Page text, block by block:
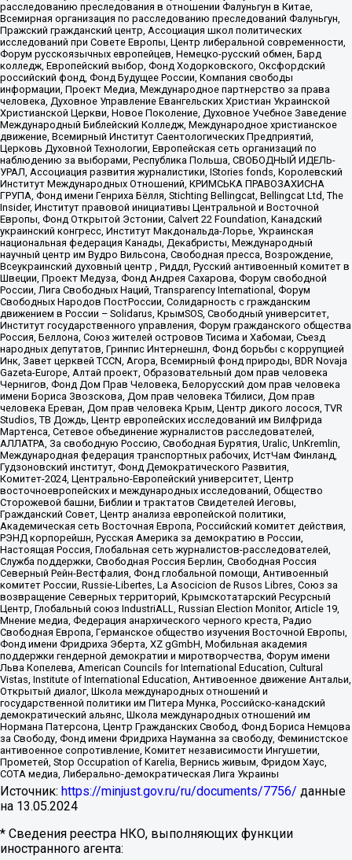
расследованию преследования в отношении Фалуньгун в Китае,
Всемирная организация по расследованию преследований Фалуньгун,
Пражский гражданский центр, Ассоциация школ политических
исследований при Совете Европы, Центр либеральной современности,
Форум русскоязычных европейцев, Немецко-русский обмен, Бард
колледж, Европейский выбор, Фонд Ходорковского, Оксфордский
российский фонд, Фонд Будущее России, Компания свободы
информации, Проект Медиа, Международное партнерство за права
человека, Духовное Управление Евангельских Христиан Украинской
Христианской Церкви, Новое Поколение, Духовное Учебное Заведение
Международный Библейский Колледж, Международное христианское
движение, Всемирный Институт Саентологических Предприятий,
Церковь Духовной Технологии, Европейская сеть организаций по
наблюдению за выборами, Республика Польша, СВОБОДНЫЙ ИДЕЛЬ-
УРАЛ, Ассоциация развития журналистики, IStories fonds, Королевский
Институт Международных Отношений, КРИМСЬКА ПРАВОЗАХИСНА
ГРУПА, Фонд имени Генриха Бёлля, Stichting Bellingcat, Bellingcat Ltd, The
Insider, Институт правовой инициативы Центральной и Восточной
Европы, Фонд Открытой Эстонии, Calvert 22 Foundation, Канадский
украинский конгресс, Институт Макдональда-Лорье, Украинская
национальная федерация Канады, Декабристы, Международный
научный центр им Вудро Вильсона, Свободная пресса, Возрождение,
Всеукраинский духовный центр , Риддл, Русский антивоенный комитет в
Швеции, Проект Медуза, Фонд Андрея Сахарова, Форум свободной
России, Лига Свободных Наций, Transparеncy International, Форум
Свободных Народов ПостРоссии, Солидарность с гражданским
движением в России – Solidarus, КрымSOS, Свободный университет,
Институт государственного управления, Форум гражданского общества
Россия, Беллона, Союз жителей островов Тисима и Хабомаи, Съезд
народных депутатов, Гринпис Интернешнл, Фонд борьбы с коррупцией
Инк, Завет церквей TCCN, Агора, Всемирный фонд природы, BDR Novaja
Gazeta-Europe, Алтай проект, Образовательный дом прав человека
Чернигов, Фонд Дом Прав Человека, Белорусский дом прав человека
имени Бориса Звозскова, Дом прав человека Тбилиси, Дом прав
человека Ереван, Дом прав человека Крым, Центр дикого лосося, TVR
Studios, ТВ Дождь, Центр европейских исследований им Вилфрида
Мартенса, Сетевое объединение журналистов расследователей,
АЛЛАТРА, За свободную Россию, Свободная Бурятия, Uralic, UnKremlin,
Международная федерация транспортных рабочих, ИстЧам Финланд,
Гудзоновский институт, Фонд Демократического Развития,
Комитет-2024, Центрально-Европейский университет, Центр
восточноевропейских и международных исследований, Общество
Сторожевой башни, Библии и трактатов Свидетелей Иеговы,
Гражданский Совет, Центр анализа европейской политики,
Академическая сеть Восточная Европа, Российский комитет действия,
РЭНД корпорейшн, Русская Америка за демократию в России,
Настоящая Россия, Глобальная сеть журналистов-расследователей,
Служба поддержки, Свободная Россия Берлин, Свободная Россия
Северный Рейн-Вестфалия, Фонд глобальной помощи, Антивоенный
комитет России, Russie-Libertes, La Asocicion de Rusos Libres, Союз за
возвращение Северных территорий, Крымскотатарский Ресурсный
Центр, Глобальный союз IndustriALL, Russian Election Monitor, Article 19,
Мнение медиа, Федерация анархического черного креста, Радио
Свободная Европа, Германское общество изучения Восточной Европы,
Фонд имени Фридриха Эберта, XZ gGmbH, Мобильная академия
поддержки гендерной демократии и миротворчества, Форум имени
Льва Копелева, American Councils for International Education, Cultural
Vistas, Institute of International Education, Антивоенное движение Антальи,
Открытый диалог, Школа международных отношений и
государственной политики им Питера Мунка, Российско-канадский
демократический альянс, Школа международных отношений им
Нормана Патерсона, Центр Гражданских Свобод, Фонд Бориса Немцова
за Свободу, Фонд имени Фридриха Науманна за свободу, Феминистское
антивоенное сопротивление, Комитет независимости Ингушетии,
Прометей, Stop Occupation of Karelia, Вернись живым, Фридом Хаус,
СОТА медиа, Либерально-демократическая Лига Украины
Источник: https://minjust.gov.ru/ru/documents/7756/ данные
на 13.05.2024
* Сведения реестра НКО, выполняющих функции
иностранного агента: